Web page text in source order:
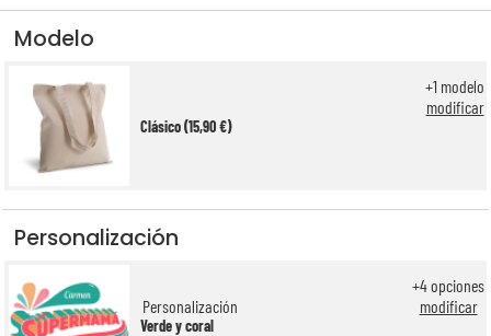
Modelo
Clásico (15,90 €)
+1 modelo
modificar
Personalización
Personalización
Verde y coral
+4opciones
modificar